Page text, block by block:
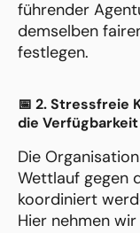
führender
demselben
festlegen.
📅 2. Stressfreie
die Verfügbarkeit
Die
Wettlauf gegen
koordiniert
Hier nehmen